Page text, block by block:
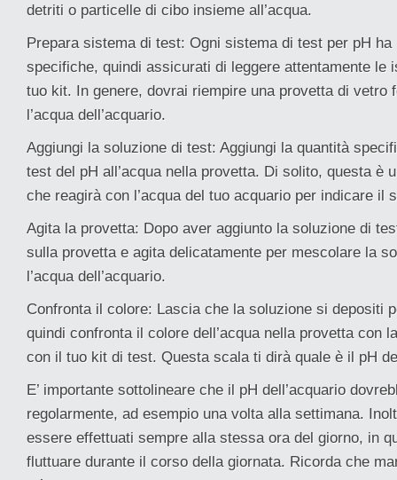
detriti o particelle di cibo insieme all’acqua.
Prepara sistema di test: Ogni sistema di test per pH
specifiche, quindi assicurati di leggere attentamente le
tuo kit. In genere, dovrai riempire una provetta di vetro
l’acqua dell’acquario.
Aggiungi la soluzione di test: Aggiungi la quantità
test del pH all’acqua nella provetta. Di solito, questa è
che reagirà con l’acqua del tuo acquario per indicare il
Agita la provetta: Dopo aver aggiunto la soluzione di
sulla provetta e agita delicatamente per mescolare la
l’acqua dell’acquario.
Confronta il colore: Lascia che la soluzione si depositi
quindi confronta il colore dell’acqua nella provetta con
con il tuo kit di test. Questa scala ti dirà quale è il pH
E’ importante sottolineare che il pH dell’acquario
regolarmente, ad esempio una volta alla settimana.
essere effettuati sempre alla stessa ora del giorno, in
fluttuare durante il corso della giornata. Ricorda che